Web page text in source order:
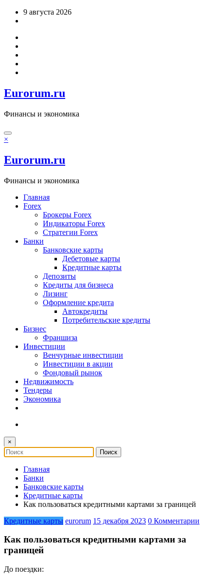
Перейти9 августа 2026
Eurorum.ru
Финансы и экономика
×
Eurorum.ru
Финансы и экономика
Главная
Forex
Брокеры Forex
Индикаторы Forex
Стратегии Forex
Банки
Банковские карты
Дебетовые карты
Кредитные карты
Депозиты
Кредиты для бизнеса
Лизинг
Оформление кредита
Автокредиты
Потребительские кредиты
Бизнес
Франшиза
Инвестиции
Венчурные инвестиции
Инвестиции в акции
Фондовый рынок
Недвижимость
Тендеры
Экономика
×
Главная
Банки
Банковские карты
Кредитные карты
Как пользоваться кредитными картами за границей
Кредитные карты eurorum 15 декабря 2023 0 Комментарии
Как пользоваться кредитными картами за
границей
До поездки: